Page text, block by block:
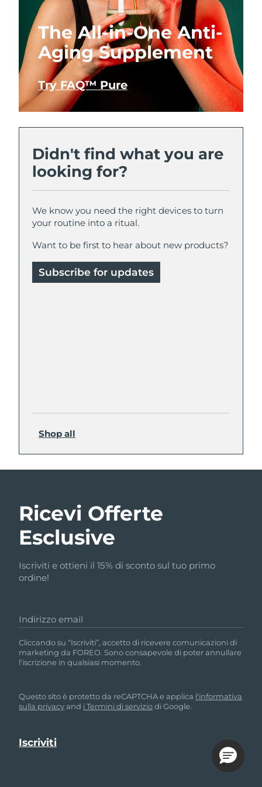
The All-in-One Anti-
Aging Supplement
Try FAQ™ Pure
Didn't find what you are
looking for?
We know you need the right devices to turn
your routine into a ritual.
Want to be first to hear about new products?
Subscribe for updates
Shop all
Ricevi Offerte
Esclusive
Iscriviti e ottieni il 15% di sconto sul tuo primo
ordine!
Indirizzo email
Cliccando su “Iscriviti”, accetto di ricevere comunicazioni di
marketing da FOREO. Sono consapevole di poter annullare
l’iscrizione in qualsiasi momento.
Questo sito è protetto da reCAPTCHA e applica l'informativa
sulla privacyand i Termini di serviziodi Google.